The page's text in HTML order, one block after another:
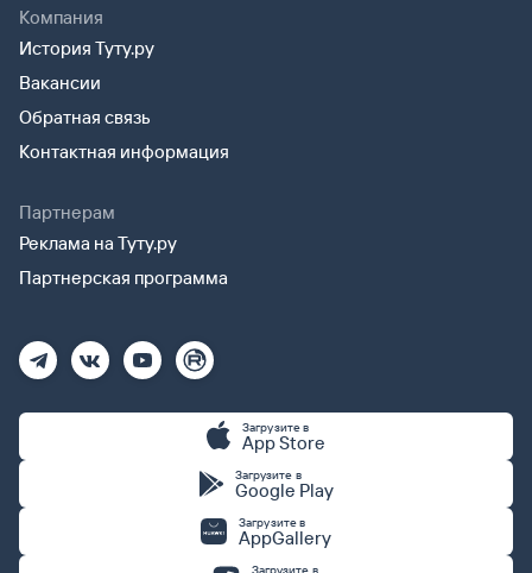
Компания
История Туту.ру
Вакансии
Обратная связь
Контактная информация
Партнерам
Реклама на Туту.ру
Партнерская программа
Загрузите в
App Store
Загрузите в
Google Play
Загрузите в
AppGallery